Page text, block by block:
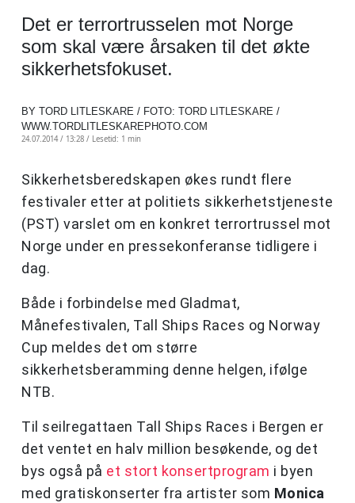
Det er terrortrusselen mot Norge
som skal være årsaken til det økte
sikkerhetsfokuset.
BY TORD LITLESKARE / FOTO: TORD LITLESKARE /
WWW.TORDLITLESKAREPHOTO.COM
24.07.2014 / 13:28 / Lesetid: 1 min
Sikkerhetsberedskapen økes rundt flere
festivaler etter at politiets sikkerhetstjeneste
(PST) varslet om en konkret terrortrussel mot
Norge under en pressekonferanse tidligere i
dag.
Både i forbindelse med Gladmat,
Månefestivalen, Tall Ships Races og Norway
Cup meldes det om større
sikkerhetsberamming denne helgen, ifølge
NTB.
Til seilregattaen Tall Ships Races i Bergen er
det ventet en halv million besøkende, og det
bys også på et stort konsertprogram i byen
med gratiskonserter fra artister som Monica